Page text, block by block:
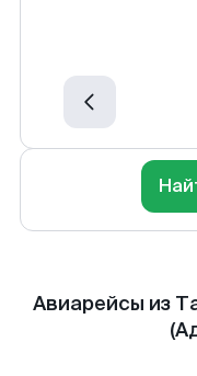
Авиарейсы из